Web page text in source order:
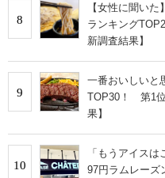
8
【女性に聞い
ランキング
新調査結果】
9
一番おいしいと
TOP30！ 第1位
果】
10
「もうアイス
97円ラムレー